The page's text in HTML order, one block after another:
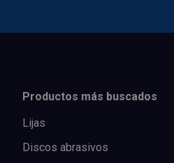
Productos más buscados
Lijas
Discos abrasivos